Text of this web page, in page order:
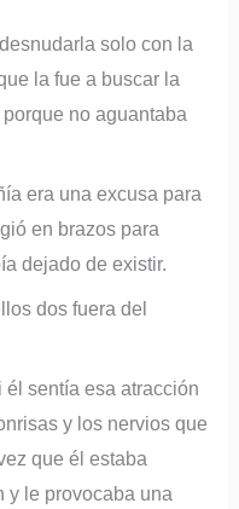
solo con la
la fue a buscar la
no aguantaba
era una excusa para
en brazos para
dejado de existir.
dos fuera del
sentía esa atracción
y los nervios que
que él estaba
y le provocaba una